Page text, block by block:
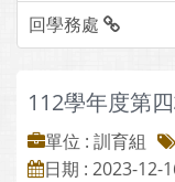
回學務處
112學年度第
單位 : 訓育組
日期 : 2023-12-